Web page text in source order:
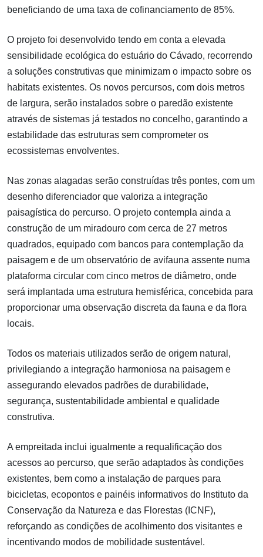
beneficiando de uma taxa de cofinanciamento de 85%.
O projeto foi desenvolvido tendo em conta a elevada
sensibilidade ecológica do estuário do Cávado, recorrendo
a soluções construtivas que minimizam o impacto sobre os
habitats existentes. Os novos percursos, com dois metros
de largura, serão instalados sobre o paredão existente
através de sistemas já testados no concelho, garantindo a
estabilidade das estruturas sem comprometer os
ecossistemas envolventes.
Nas zonas alagadas serão construídas três pontes, com um
desenho diferenciador que valoriza a integração
paisagística do percurso. O projeto contempla ainda a
construção de um miradouro com cerca de 27 metros
quadrados, equipado com bancos para contemplação da
paisagem e de um observatório de avifauna assente numa
plataforma circular com cinco metros de diâmetro, onde
será implantada uma estrutura hemisférica, concebida para
proporcionar uma observação discreta da fauna e da flora
locais.
Todos os materiais utilizados serão de origem natural,
privilegiando a integração harmoniosa na paisagem e
assegurando elevados padrões de durabilidade,
segurança, sustentabilidade ambiental e qualidade
construtiva.
A empreitada inclui igualmente a requalificação dos
acessos ao percurso, que serão adaptados às condições
existentes, bem como a instalação de parques para
bicicletas, ecopontos e painéis informativos do Instituto da
Conservação da Natureza e das Florestas (ICNF),
reforçando as condições de acolhimento dos visitantes e
incentivando modos de mobilidade sustentável.